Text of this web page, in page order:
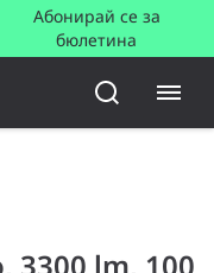
Абонирай се за
бюлетина